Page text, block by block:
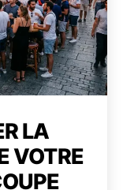
LA
VOTRE